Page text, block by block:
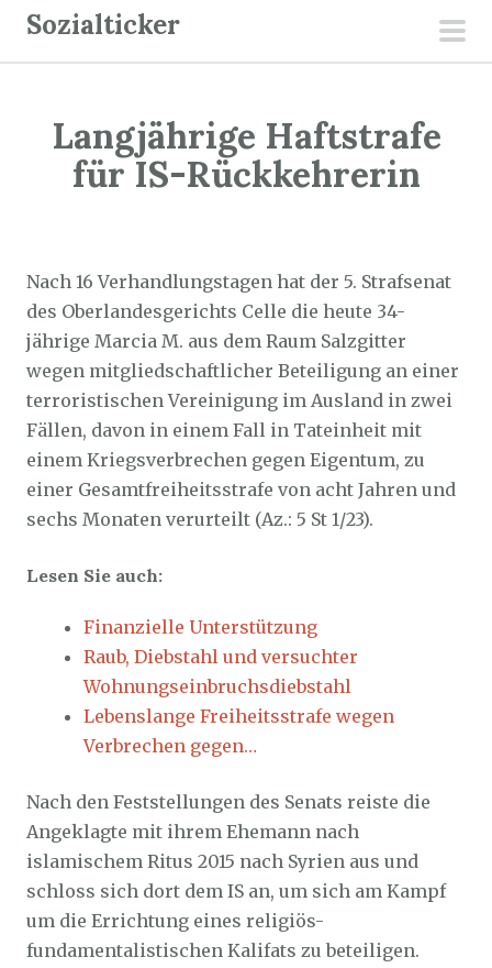
Sozialticker
Langjährige Haftstrafe
für IS-Rückkehrerin
Nach 16 Verhandlungstagen hat der 5. Strafsenat
des Oberlandesgerichts Celle die heute 34-
jährige Marcia M. aus dem Raum Salzgitter
wegen mitgliedschaftlicher Beteiligung an einer
terroristischen Vereinigung im Ausland in zwei
Fällen, davon in einem Fall in Tateinheit mit
einem Kriegsverbrechen gegen Eigentum, zu
einer Gesamtfreiheitsstrafe von acht Jahren und
sechs Monaten verurteilt (Az.: 5 St 1/23).
Lesen Sie auch:
Finanzielle Unterstützung
Raub, Diebstahl und versuchter
Wohnungseinbruchsdiebstahl
Lebenslange Freiheitsstrafe wegen
Verbrechen gegen…
Nach den Feststellungen des Senats reiste die
Angeklagte mit ihrem Ehemann nach
islamischem Ritus 2015 nach Syrien aus und
schloss sich dort dem IS an, um sich am Kampf
um die Errichtung eines religiös-
fundamentalistischen Kalifats zu beteiligen.